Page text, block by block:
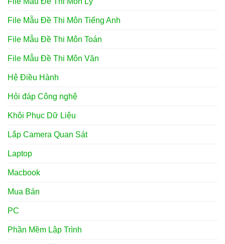
File Mẫu Đề Thi Môn Tiếng Anh
File Mẫu Đề Thi Môn Toán
File Mẫu Đề Thi Môn Văn
Hệ Điều Hành
Hỏi đáp Công nghệ
Khôi Phục Dữ Liệu
Lắp Camera Quan Sát
Laptop
Macbook
Mua Bán
PC
Phần Mềm Lập Trình